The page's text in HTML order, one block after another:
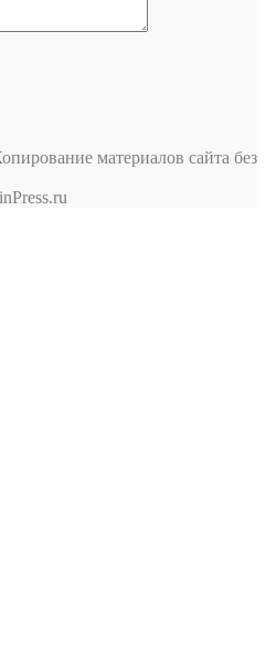
материалов сайта без